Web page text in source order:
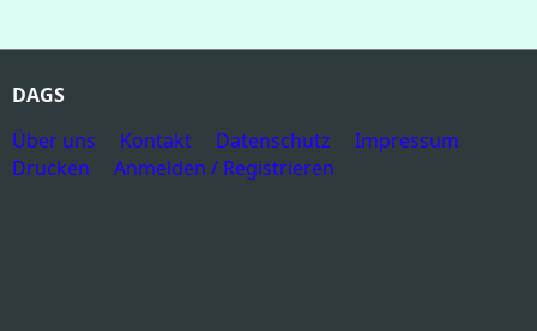
DAGS
Über uns
Kontakt Datenschutz
Impressum
Drucken
Anmelden / Registrieren